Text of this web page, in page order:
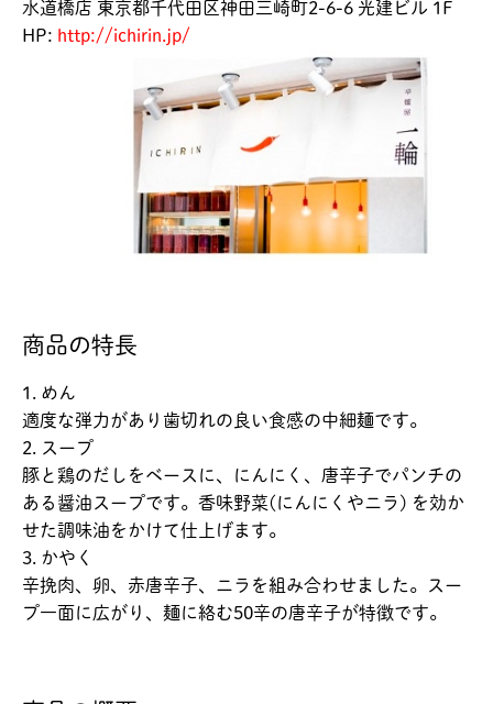
水道橋店 東京都千代田区神田三崎町2-6-6 光建ビル 1F
HP: http://ichirin.jp/
商品の特長
1. めん
適度な弾力があり歯切れの良い食感の中細麺です｡
2. スープ
豚と鶏のだしをベースに、にんにく、唐辛子でパンチの
ある醤油スープです。香味野菜(にんにくやニラ) を効か
せた調味油をかけて仕上げます｡
3. かやく
辛挽肉、卵、赤唐辛子、ニラを組み合わせました。スー
プ一面に広がり、麺に絡む50辛の唐辛子が特徴です。